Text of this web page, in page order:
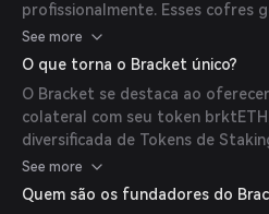
profissionalmente. Esses cofres
aprimorados através de uma
nativos do ETH, recompensas
staking e incentivos adicionais,
pontos LRT do Bracket. A
transparência e segurança por
Carteiras Gerenciadas por
See more
O que torna o Bracket único?
O Bracket se destaca ao
colateral com seu token
diversificada de Tokens de
de Restaking Líquido (LRTs).
fungibilidade e melhora a
See more
Quem são os fundadores do